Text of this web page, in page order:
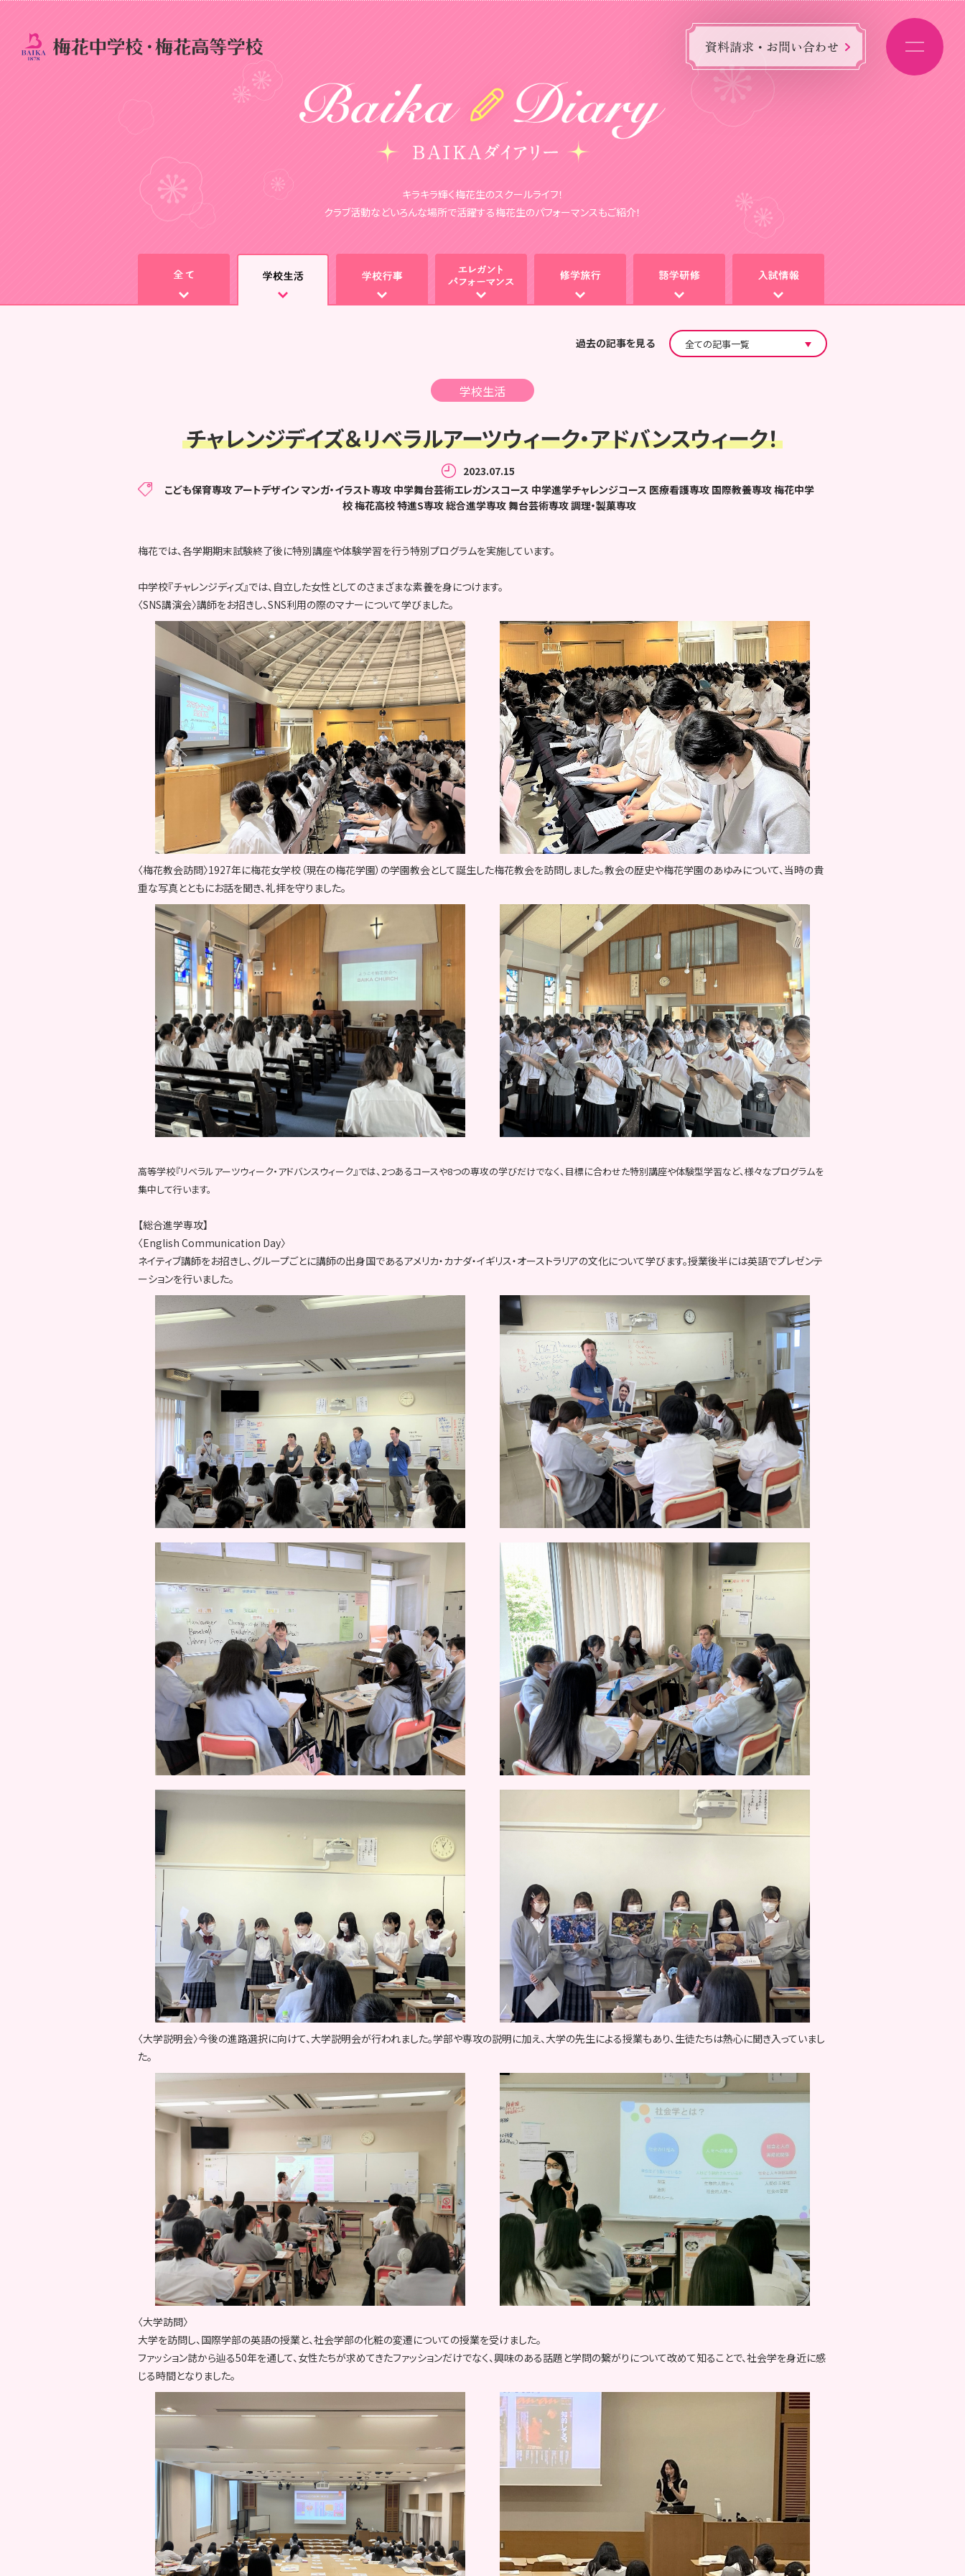
資料請求・お問い合わせ
キラキラ輝く梅花生のスクールライフ！
クラブ活動などいろんな場所で活躍する梅花生のパフォーマンスもご紹介！
過去の記事を見る
学校生活
チャレンジデイズ＆リベラルアーツウィーク・アドバンスウィーク！
2023.07.15
こども保育専攻アートデザイン マンガ・イラスト専攻 中学舞台芸術エレガンスコース 中学進学チャレンジコース 医療看護専攻 国際教養専攻梅花中学
校梅花高校特進S専攻総合進学専攻舞台芸術専攻調理・製菓専攻
梅花では、各学期期末試験終了後に特別講座や体験学習を行う特別プログラムを実施しています。
中学校『チャレンジディズ』では、自立した女性としてのさまざまな素養を身につけます。
〈SNS講演会〉講師をお招きし、SNS利用の際のマナーについて学びました。
〈梅花教会訪問〉1927年に梅花女学校（現在の梅花学園）の学園教会として誕生した梅花教会を訪問しました。教会の歴史や梅花学園のあゆみについて、当時の貴
重な写真とともにお話を聞き、礼拝を守りました。
高等学校『リベラルアーツウィーク・アドバンスウィーク』では、2つあるコースや8つの専攻の学びだけでなく、目標に合わせた特別講座や体験型学習など、様々なプログラムを
集中して行います。
【総合進学専攻】
〈English Communication Day〉
ネイティブ講師をお招きし、グループごとに講師の出身国であるアメリカ・カナダ・イギリス・オーストラリアの文化について学びます。授業後半には英語でプレゼンテ
ーションを行いました。
〈大学説明会〉今後の進路選択に向けて、大学説明会が行われました。学部や専攻の説明に加え、大学の先生による授業もあり、生徒たちは熱心に聞き入っていまし
た。
〈大学訪問〉
大学を訪問し、国際学部の英語の授業と、社会学部の化粧の変遷についての授業を受けました。
ファッション誌から辿る50年を通して、女性たちが求めてきたファッションだけでなく、興味のある話題と学問の繋がりについて改めて知ることで、社会学を身近に感
じる時間となりました。